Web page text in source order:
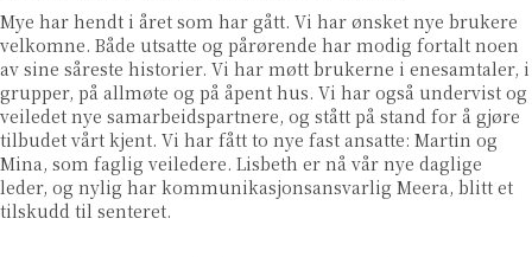
Mye har hendt i året som har gått. Vi har ønsket nye brukere
velkomne. Både utsatte og pårørende har modig fortalt noen
av sine såreste historier. Vi har møtt brukerne i enesamtaler, i
grupper, på allmøte og på åpent hus. Vi har også undervist og
veiledet nye samarbeidspartnere, og stått på stand for å gjøre
tilbudet vårt kjent. Vi har fått to nye fast ansatte: Martin og
Mina, som faglig veiledere. Lisbeth er nå vår nye daglige
leder, og nylig har kommunikasjonsansvarlig Meera, blitt et
tilskudd til senteret.